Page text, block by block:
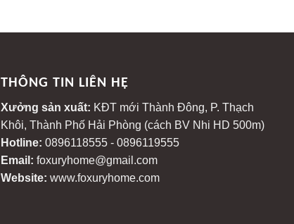
THÔNG TIN LIÊN HỆ
Xưởng sản xuất: KĐT mới Thành Đông, P. Thạch
Khôi, Thành Phố Hải Phòng (cách BV Nhi HD 500m)
Hotline: 0896118555 - 0896119555
Email: foxuryhome@gmail.com
Website: www.foxuryhome.com